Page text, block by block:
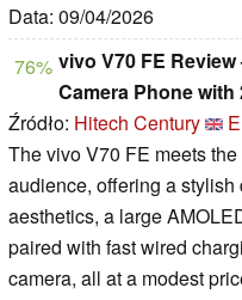
Data: 09/04/2026
76% vivo V70 FE
Camera Phone with
Źródło: Hitech Century
The vivo V70 FE meets
audience, offering a
aesthetics, a large
paired with fast wired
camera, all at a modest